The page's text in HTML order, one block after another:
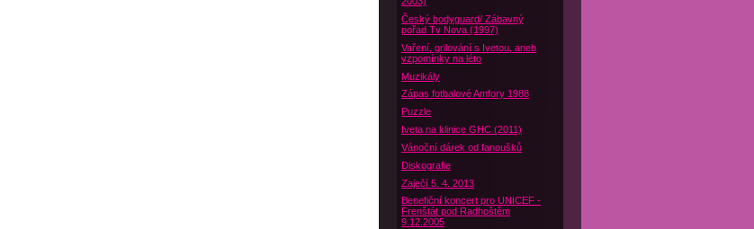
Český bodyguard/ Zábavný
pořad Tv Nova (1997)
Vaření, grilování s Ivetou, aneb
vzpomínky na léto
Muzikály
Zápas fotbalové Amfory 1988
Puzzle
Iveta na klinice GHC (2011)
Vánoční dárek od fanoušků
Diskografie
Zaječí 5. 4. 2013
Benefiční koncert pro UNICEF -
Frenštát pod Radhoštěm
9.12.2005